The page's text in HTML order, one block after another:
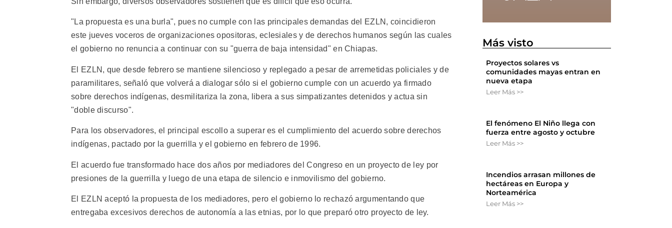
"La propuesta es una burla", pues no cumple con las principales demandas del EZLN, coincidieron
este jueves voceros de organizaciones opositoras, eclesiales y de derechos humanos según las cuales
el gobierno no renuncia a continuar con su "guerra de baja intensidad" en Chiapas.
El EZLN, que desde febrero se mantiene silencioso y replegado a pesar de arremetidas policiales y de
paramilitares, señaló que volverá a dialogar sólo si el gobierno cumple con un acuerdo ya firmado
sobre derechos indígenas, desmilitariza la zona, libera a sus simpatizantes detenidos y actua sin
"doble discurso".
Para los observadores, el principal escollo a superar es el cumplimiento del acuerdo sobre derechos
indígenas, pactado por la guerrilla y el gobierno en febrero de 1996.
El acuerdo fue transformado hace dos años por mediadores del Congreso en un proyecto de ley por
presiones de la guerrilla y luego de una etapa de silencio e inmovilismo del gobierno.
El EZLN aceptó la propuesta de los mediadores, pero el gobierno lo rechazó argumentando que
entregaba excesivos derechos de autonomía a las etnias, por lo que preparó otro proyecto de ley.
Más visto
Proyectos solares vs
comunidades mayas entran en
nueva etapa
Leer Más >>
El fenómeno El Niño llega con
fuerza entre agosto y octubre
Leer Más >>
Incendios arrasan millones de
hectáreas en Europa y
Norteamérica
Leer Más >>